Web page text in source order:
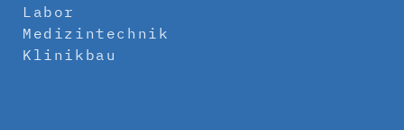
Labor
Medizintechnik
Klinikbau